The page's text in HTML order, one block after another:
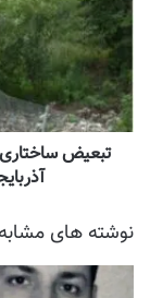
تبعیض
نوشته های مشابه